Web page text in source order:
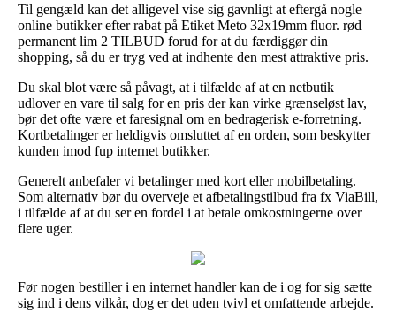
Til gengæld kan det alligevel vise sig gavnligt at eftergå nogle
online butikker efter rabat på Etiket Meto 32x19mm fluor. rød
permanent lim 2 TILBUD forud for at du færdiggør din
shopping, så du er tryg ved at indhente den mest attraktive pris.
Du skal blot være så påvagt, at i tilfælde af at en netbutik
udlover en vare til salg for en pris der kan virke grænseløst lav,
bør det ofte være et faresignal om en bedragerisk e-forretning.
Kortbetalinger er heldigvis omsluttet af en orden, som beskytter
kunden imod fup internet butikker.
Generelt anbefaler vi betalinger med kort eller mobilbetaling.
Som alternativ bør du overveje et afbetalingstilbud fra fx ViaBill,
i tilfælde af at du ser en fordel i at betale omkostningerne over
flere uger.
Før nogen bestiller i en internet handler kan de i og for sig sætte
sig ind i dens vilkår, dog er det uden tvivl et omfattende arbejde.